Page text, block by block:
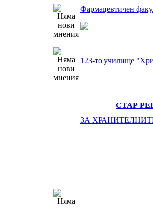
Фармацевтичен
123-то училище
СТАР
ЗА